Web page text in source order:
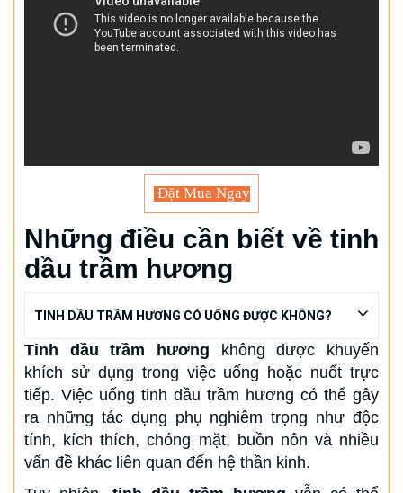
Đặt Mua Ngay
Những điều cần biết về tinh
dầu trầm hương
TINH DẦU TRẦM HƯƠNG CÓ UỐNG ĐƯỢC KHÔNG?
Tinh dầu trầm hương không được khuyến
khích sử dụng trong việc uống hoặc nuốt trực
tiếp. Việc uống tinh dầu trầm hương có thể gây
ra những tác dụng phụ nghiêm trọng như độc
tính, kích thích, chóng mặt, buồn nôn và nhiều
vấn đề khác liên quan đến hệ thần kinh.